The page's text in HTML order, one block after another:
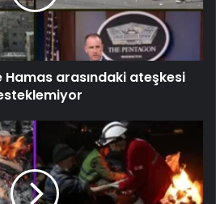
arasındaki ateşkesi